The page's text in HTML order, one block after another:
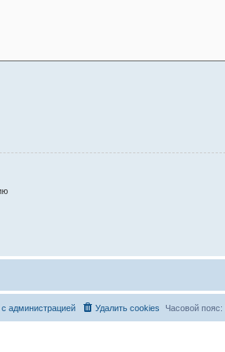
Часовой пояс:
Удалить cookies
администрацией